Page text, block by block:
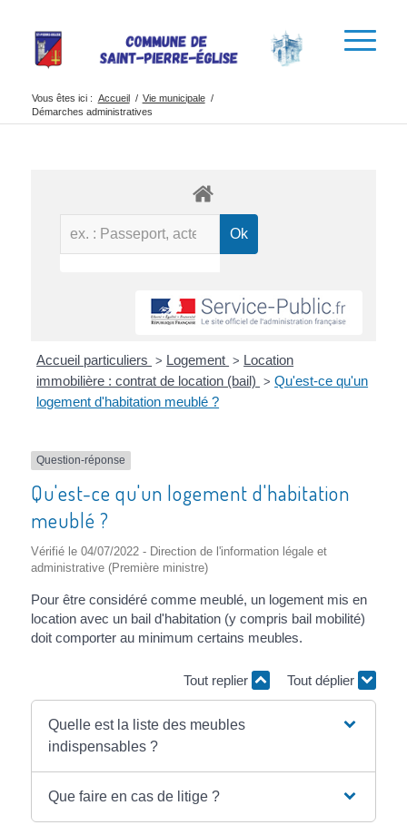
Vous êtes ici : Accueil / Vie municipale /
Démarches administratives
Accueil particuliers > Logement > Location
immobilière : contrat de location (bail) > Qu'est-ce qu'un
logement d'habitation meublé ?
Question-réponse
Qu'est-ce qu'un logement d'habitation
meublé ?
Vérifié le 04/07/2022 - Direction de l'information légale et
administrative (Première ministre)
Pour être considéré comme meublé, un logement mis en
location avec un bail d'habitation (y compris bail mobilité)
doit comporter au minimum certains meubles.
Tout replier Tout déplier
Quelle est la liste des meubles
indispensables ?
Que faire en cas de litige ?